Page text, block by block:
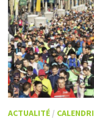
ACTUALITÉ /